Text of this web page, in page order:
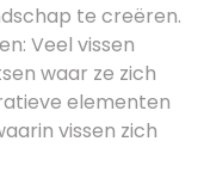
te creëren.
Veel vissen
waar ze zich
elementen
vissen zich